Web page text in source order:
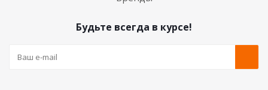
Будьте всегда в курсе!